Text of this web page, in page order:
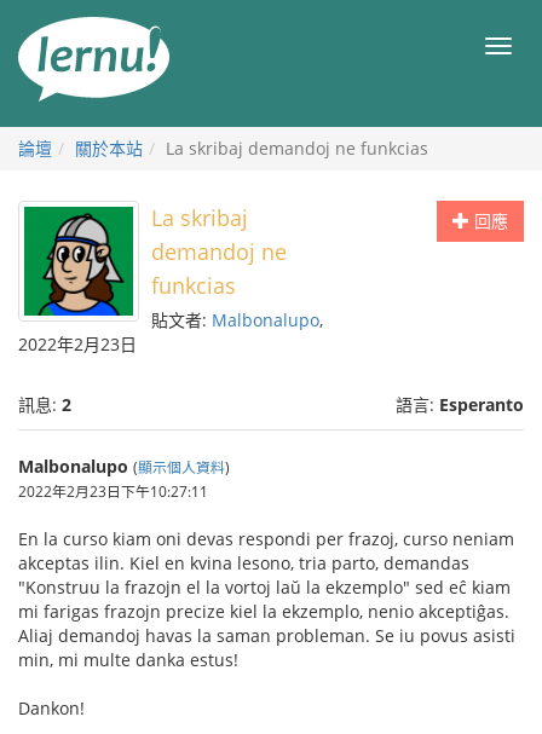
目
論壇 關於本站 La skribaj demandoj ne funkcias
回應
La skribaj
demandoj ne
funkcias
貼文者: Malbonalupo,
2022年2月23日
訊息: 2 語言: Esperanto
Malbonalupo (顯示個人資料)
2022年2月23日下午10:27:11
En la curso kiam oni devas respondi per frazoj, curso neniam
akceptas ilin. Kiel en kvina lesono, tria parto, demandas
"Konstruu la frazojn el la vortoj laŭ la ekzemplo" sed eĉ kiam
mi farigas frazojn precize kiel la ekzemplo, nenio akceptiĝas.
Aliaj demandoj havas la saman probleman. Se iu povus asisti
min, mi multe danka estus!
Dankon!